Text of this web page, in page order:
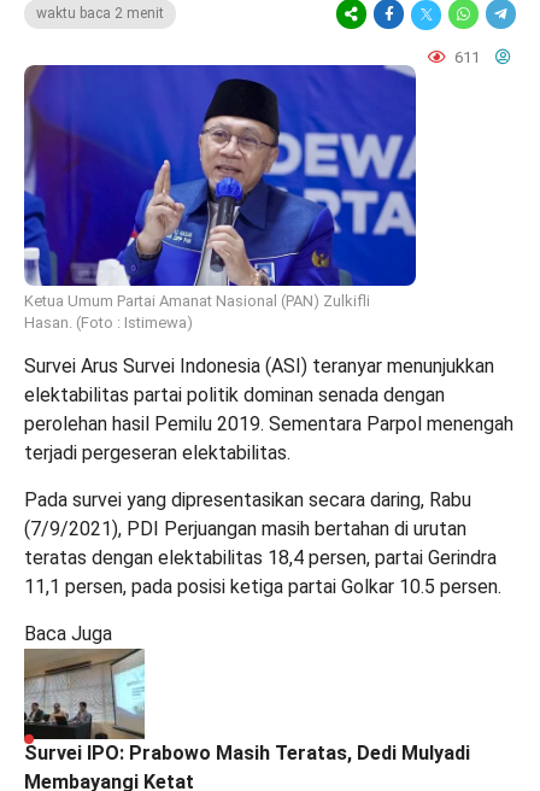
waktu baca 2 menit
611
Ketua Umum Partai Amanat Nasional (PAN) Zulkifli
Hasan. (Foto : Istimewa)
Survei Arus Survei Indonesia (ASI) teranyar menunjukkan
elektabilitas partai politik dominan senada dengan
perolehan hasil Pemilu 2019. Sementara Parpol menengah
terjadi pergeseran elektabilitas.
Pada survei yang dipresentasikan secara daring, Rabu
(7/9/2021), PDI Perjuangan masih bertahan di urutan
teratas dengan elektabilitas 18,4 persen, partai Gerindra
11,1 persen, pada posisi ketiga partai Golkar 10.5 persen.
Baca Juga
Survei IPO: Prabowo Masih Teratas, Dedi Mulyadi
Membayangi Ketat